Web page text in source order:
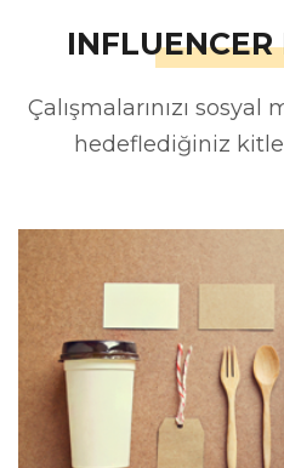
Çalışmalarınızı
hedeflediğiniz